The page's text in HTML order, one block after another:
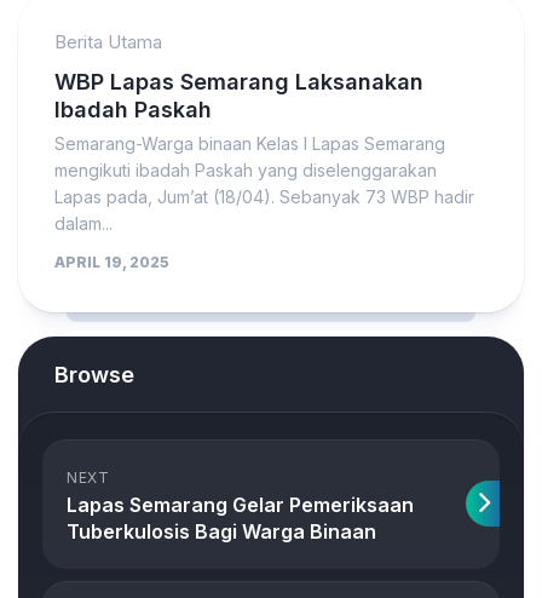
Berita Utama
WBP Lapas Semarang Laksanakan
Ibadah Paskah
Semarang-Warga binaan Kelas I Lapas Semarang
mengikuti ibadah Paskah yang diselenggarakan
Lapas pada, Jum’at (18/04). Sebanyak 73 WBP hadir
dalam...
APRIL 19, 2025
Browse
NEXT
Lapas Semarang Gelar Pemeriksaan
Tuberkulosis Bagi Warga Binaan